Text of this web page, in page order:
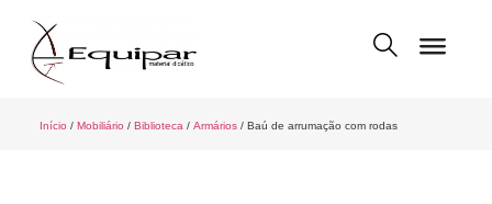
Início / Mobiliário / Biblioteca / Armários/ Baú de arrumação com rodas